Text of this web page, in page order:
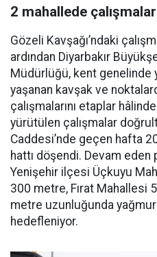
2 mahallede
Gözeli Kavşağı’ndaki
ardından Diyarbakır
Müdürlüğü, kent genelinde
yaşanan kavşak ve
çalışmalarını etaplar
yürütülen çalışmalar
Caddesi’nde geçen hafta
hattı döşendi. Devam
Yenişehir ilçesi Üçkuyu
300 metre, Fırat Mahallesi
metre uzunluğunda
hedefleniyor.